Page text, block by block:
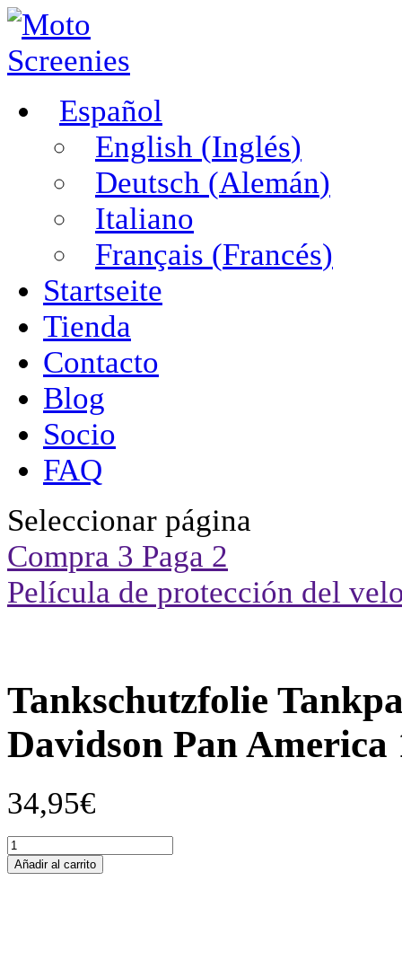
Español
English (Inglés)
Deutsch (Alemán)
Italiano
Français (Francés)
Startseite
Tienda
Contacto
Blog
Socio
FAQ
Seleccionar página
Compra 3 Paga 2
Película de protección del
Tankschutzfolie
Davidson Pan America
34,95€
Tankschutzfolie
Tankpad
passend
Añadir al carrito